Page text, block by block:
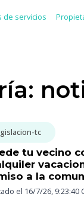
de servicios
tc
tu vecino
a la
el 16/7/26, 9:23:40